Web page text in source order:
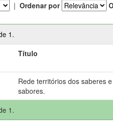
| Ordenar por
1.
Título
Rede territórios dos saberes e
sabores.
1.